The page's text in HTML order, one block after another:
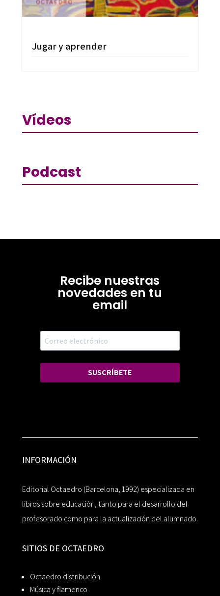
Jugar y aprender
Vídeos
Podcast
Recibe nuestras
novedades en tu
email
SUSCRÍBETE
INFORMACIÓN
Editorial Octaedro (Barcelona, 1992) especializada en
libros sobre educación, tanto para el desarrollo del
profesorado como para la actualización del alumnado.
SITIOS DE OCTAEDRO
Octaedro distribución
Música y flamenco